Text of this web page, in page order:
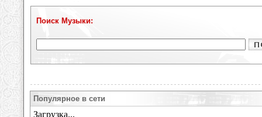
Поиск Музыки:
Популярное в сети